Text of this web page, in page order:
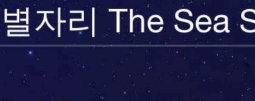
별자리 The Sea